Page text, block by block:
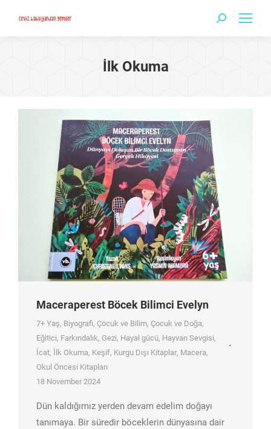
Search:
İlk Okuma
Maceraperest Böcek Bilimci Evelyn
7+ Yaş, Biyografi, Çocuk ve Bilim, Çocuk ve Doğa,
Eğitici, Farkındalık, Gezi, Hayal gücü, Hayvan Sevgisi,
İcat, İlk Okuma, Keşif, Kurgu Dışı Kitaplar, Macera,
Okul Öncesi Kitapları
18 November 2024
Dün kaldığımız yerden devam edelim doğayı
tanımaya. Bir süredir böceklerin dünyasına dair